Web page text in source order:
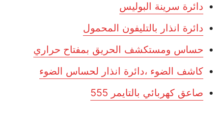
دائرة سرينة البوليس
دائرة انذار بالتليفون المحمول
حساس ومستكشف الحريق بمفتاح حراري
كاشف الضوء ،دائرة انذار لحساس الضوء
صاعق كهربائي بالتايمر 555